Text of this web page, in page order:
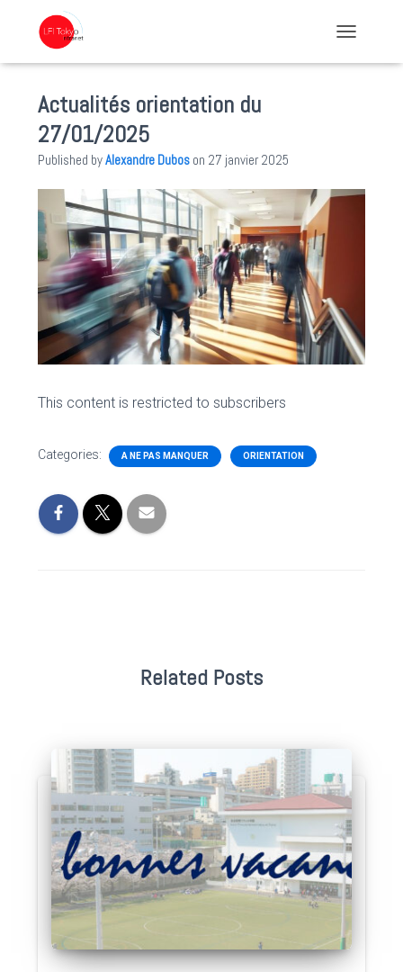
Actualités orientation du
27/01/2025
Published byAlexandre Dubos on 27 janvier 2025
This content is restricted to subscribers
Categories: A NE PAS MANQUER ORIENTATION
Related Posts